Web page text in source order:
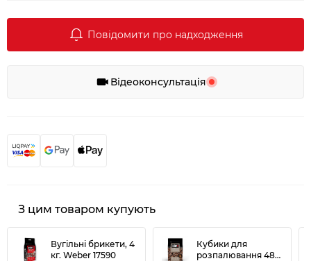
Повідомити про надходження
Відеоконсультація
З цим товаром купують
Вугільні брикети, 4
кг. Weber 17590
Кубики для
розпалювання 48